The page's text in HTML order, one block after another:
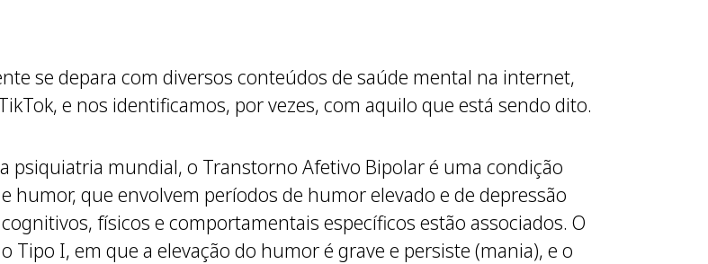
se depara com diversos conteúdos de saúde mental na internet,
e nos identificamos, por vezes, com aquilo que está sendo dito.
psiquiatria mundial, o Transtorno Afetivo Bipolar é uma condição
humor, que envolvem períodos de humor elevado e de depressão
físicos e comportamentais específicos estão associados. O
I, em que a elevação do humor é grave e persiste (mania), e o